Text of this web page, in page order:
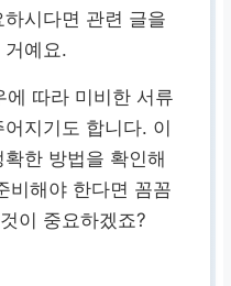
시다면 관련 글을
거예요.
에 따라 미비한 서류
지기도 합니다. 이
한 방법을 확인해
비해야 한다면 꼼꼼
이 중요하겠죠?